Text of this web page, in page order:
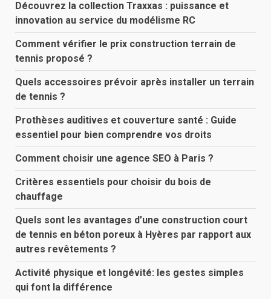
Découvrez la collection Traxxas : puissance et
innovation au service du modélisme RC
Comment vérifier le prix construction terrain de
tennis proposé ?
Quels accessoires prévoir après installer un terrain
de tennis ?
Prothèses auditives et couverture santé : Guide
essentiel pour bien comprendre vos droits
Comment choisir une agence SEO à Paris ?
Critères essentiels pour choisir du bois de
chauffage
Quels sont les avantages d’une construction court
de tennis en béton poreux à Hyères par rapport aux
autres revêtements ?
Activité physique et longévité: les gestes simples
qui font la différence